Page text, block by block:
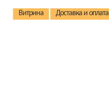
Витрина Доставка и оплата